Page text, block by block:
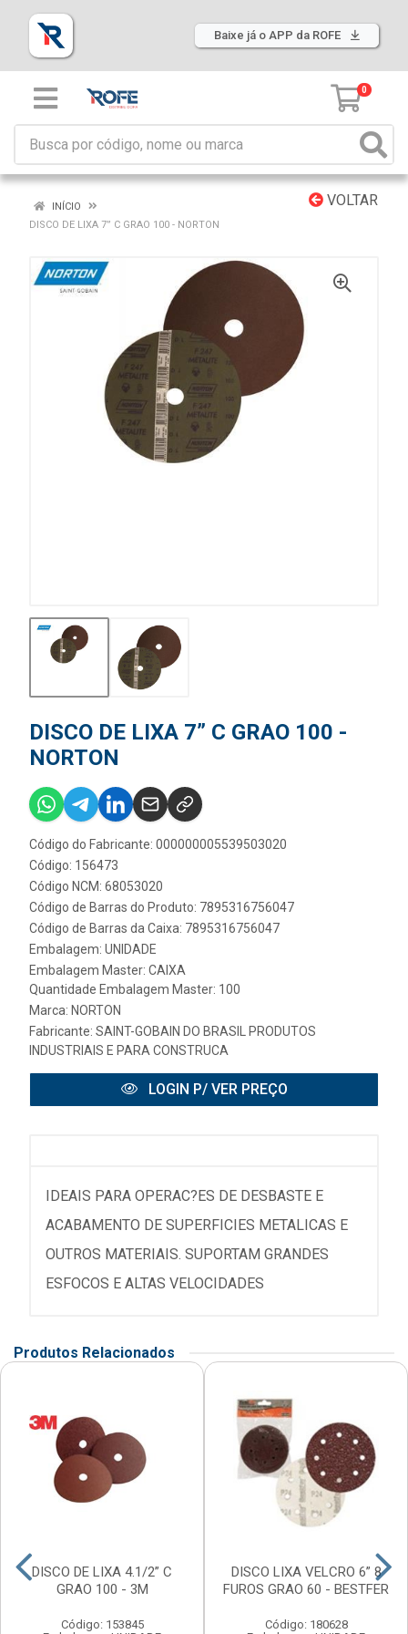
Baixe já o APP da ROFE
0
VOLTAR
INÍCIO
DISCO DE LIXA 7” C GRAO 100 - NORTON
DISCO DE LIXA 7” C GRAO 100 -
NORTON
Código do Fabricante: 000000005539503020
Código: 156473
Código NCM: 68053020
Código de Barras do Produto: 7895316756047
Código de Barras da Caixa: 7895316756047
Embalagem: UNIDADE
Embalagem Master: CAIXA
Quantidade Embalagem Master: 100
Marca: NORTON
Fabricante: SAINT-GOBAIN DO BRASIL PRODUTOS
INDUSTRIAIS E PARA CONSTRUCA
LOGIN P/ VER PREÇO
IDEAIS PARA OPERAC?ES DE DESBASTE E
ACABAMENTO DE SUPERFICIES METALICAS E
OUTROS MATERIAIS. SUPORTAM GRANDES
ESFOCOS E ALTAS VELOCIDADES
Produtos Relacionados
DISCO DE LIXA 4.1/2” C
GRAO 100 - 3M
Código: 153845
DISCO LIXA VELCRO 6” 8
FUROS GRAO 60 - BESTFER
Código: 180628